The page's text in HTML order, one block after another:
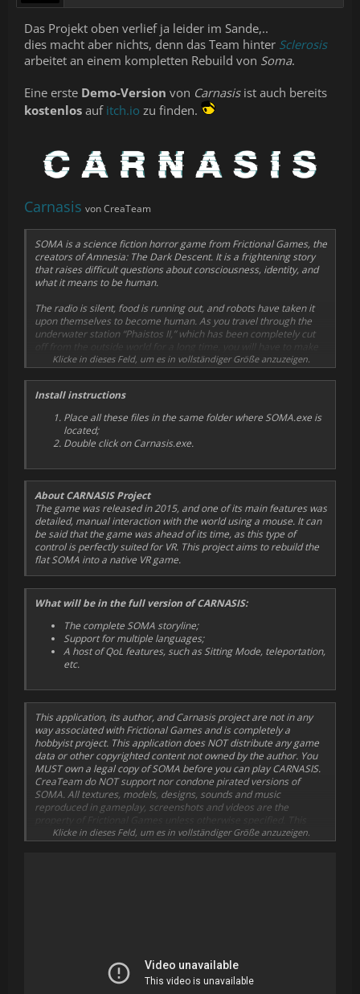
Das Projekt oben verlief ja leider im Sande,..
dies macht aber nichts, denn das Team hinter Sclerosis
arbeitet an einem kompletten Rebuild von Soma.
Eine erste Demo-Version von Carnasis ist auch bereits
kostenlos auf itch.io zu finden.
Carnasis von CreaTeam
SOMA is a science fiction horror game from Frictional Games, the
creators of Amnesia: The Dark Descent. It is a frightening story
that raises difficult questions about consciousness, identity, and
what it means to be human.
The radio is silent, food is running out, and robots have taken it
upon themselves to become human. As you travel through the
underwater station “Phaistos II,” which has been completely cut
off from the outside world for a long time, you will have to make
difficult decisions. What can be done? What else matters? Is there
anything left worth fighting for?
Immerse yourself in the world of SOMA and face the horrors
lurking in the depths of the ocean. Study the records on locked
terminals and read secret documents to uncover the secrets
hidden beneath the veil of chaos surrounding you. Try to find the
last survivors at the station and decide the fate of the underwater
Klicke in dieses Feld, um es in vollständiger Größe anzuzeigen.
Install instructions
Place all these files in the same folder where SOMA.exe is
located;
Double click on Carnasis.exe.
About CARNASIS Project
The game was released in 2015, and one of its main features was
detailed, manual interaction with the world using a mouse. It can
be said that the game was ahead of its time, as this type of
control is perfectly suited for VR. This project aims to rebuild the
flat SOMA into a native VR game.
What will be in the full version of CARNASIS:
The complete SOMA storyline;
Support for multiple languages;
A host of QoL features, such as Sitting Mode, teleportation,
etc.
This application, its author, and Carnasis project are not in any
way associated with Frictional Games and is completely a
hobbyist project. This application does NOT distribute any game
data or other copyrighted content not owned by the author. You
MUST own a legal copy of SOMA before you can play CARNASIS.
CreaTeam do NOT support nor condone pirated versions of
SOMA. All textures, models, designs, sounds and music
reproduced in gameplay, screenshots and videos are the
property of Frictional Games unless otherwise specified. This
remake requires SOMA installed on your computer!
Klicke in dieses Feld, um es in vollständiger Größe anzuzeigen.